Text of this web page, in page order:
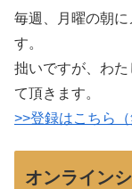
毎週、月曜の朝
す。
拙いですが、わ
て頂きます。
>>登録はこちら（
オンライン